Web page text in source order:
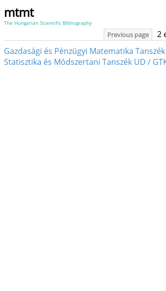
mtmt
The Hungarian Scientific Bibliography
Previous page 2
Gazdasági és Pénzügyi Matematika
Statisztika és Módszertani Tanszék UD /